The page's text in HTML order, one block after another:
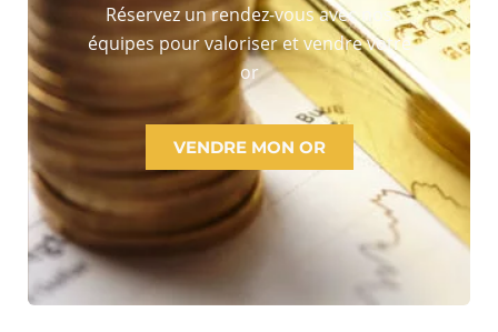
Réservez un rendez-vous avec nos
équipes pour valoriser et vendre votre
or
VENDRE MON OR